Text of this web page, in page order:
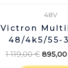
48V
Victron
48/4k5/55-
1 119,00€